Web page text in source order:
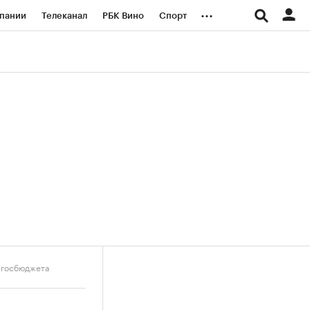
Телеканал РБК Вино Спорт ...